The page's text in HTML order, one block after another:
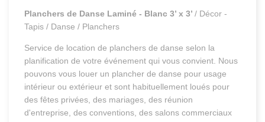
Planchers de Danse Laminé - Blanc 3’ x 3’/ Décor -
Tapis / Danse / Planchers
Service de location de planchers de danse selon la
planification de votre événement qui vous convient. Nous
pouvons vous louer un plancher de danse pour usage
intérieur ou extérieur et sont habituellement loués pour
des fêtes privées, des mariages, des réunion
d'entreprise, des conventions, des salons commerciaux